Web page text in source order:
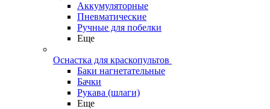
Аккумуляторные
Пневматические
Ручные для побелки
Еще
Оснастка для краскопультов
Баки нагнетательные
Бачки
Рукава (шлаги)
Еще